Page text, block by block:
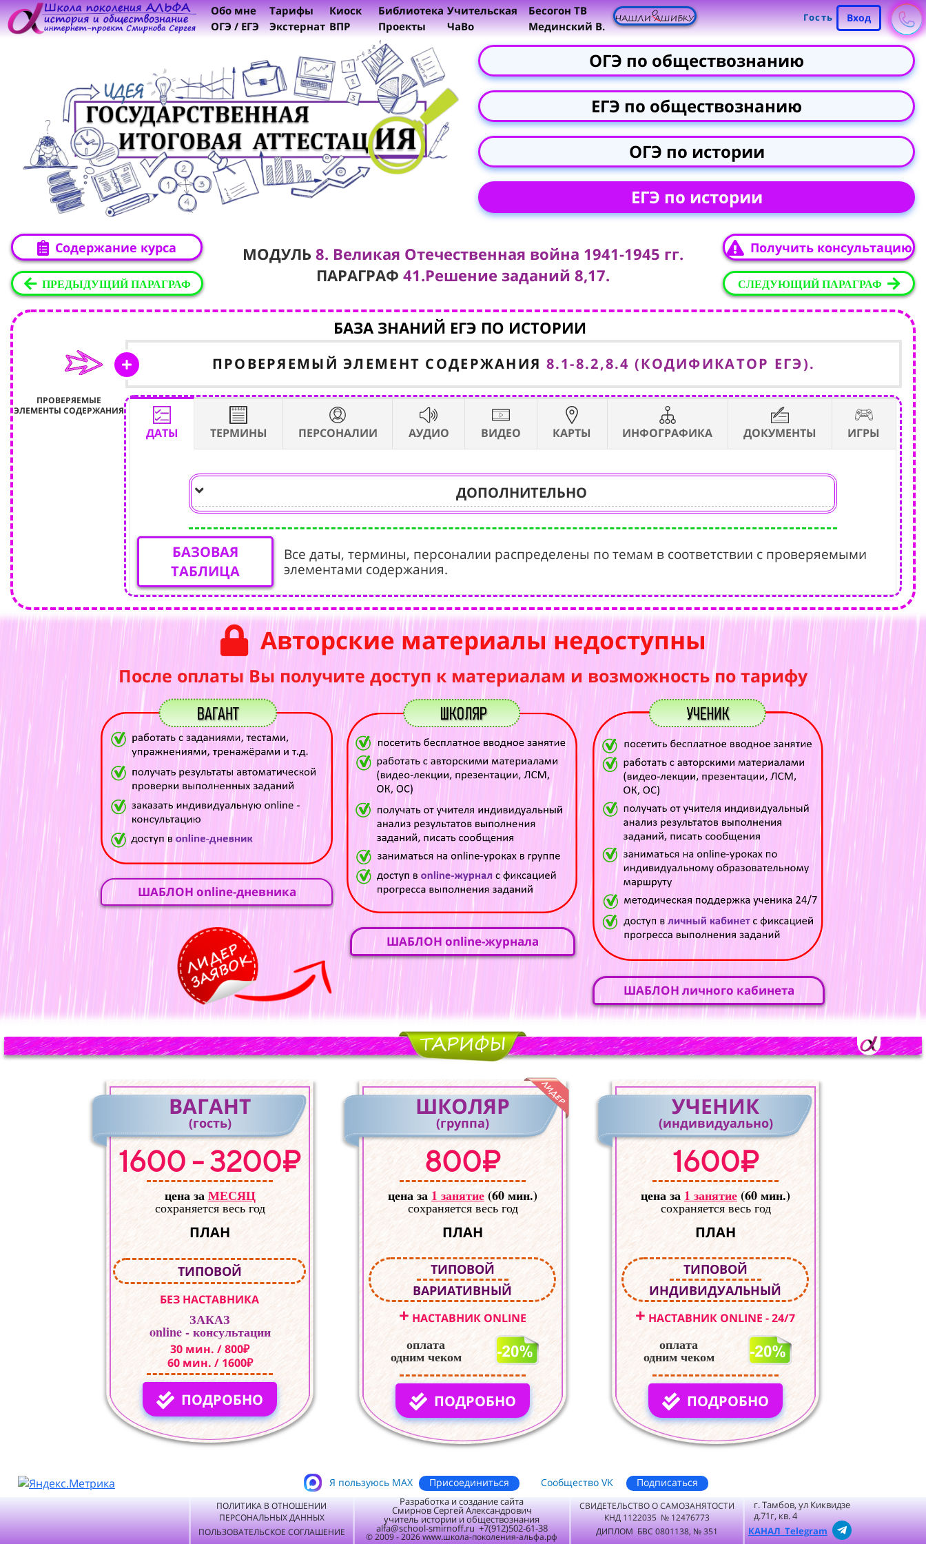
Обо мне
ОГЭ / ЕГЭ
Тарифы
Экстернат
Киоск
ВПР
Библиотека
Проекты
Учительская
ЧаВо
Бесогон ТВ
Мединский В.
Гость Вход
ОГЭ по обществознанию
ЕГЭ по обществознанию
ОГЭ по истории
ЕГЭ по истории
Содержание курса
ПРЕДЫДУЩИЙ ПАРАГРАФ
МОДУЛЬ 8. Великая Отечественная война 1941-1945 гг.
ПАРАГРАФ 41.Решение заданий 8,17.
Получить консультацию
СЛЕДУЮЩИЙ ПАРАГРАФ
БАЗА ЗНАНИЙ ЕГЭ ПО ИСТОРИИ
ПРОВЕРЯЕМЫЙ ЭЛЕМЕНТ СОДЕРЖАНИЯ 8.1-8.2,8.4 (КОДИФИКАТОР ЕГЭ).
ПРОВЕРЯЕМЫЕ
ЭЛЕМЕНТЫ СОДЕРЖАНИЯ
ДАТЫ ТЕРМИНЫ ПЕРСОНАЛИИ АУДИО ВИДЕО КАРТЫ ИНФОГРАФИКА ДОКУМЕНТЫ ИГРЫ
ДОПОЛНИТЕЛЬНО
БАЗОВАЯ
ТАБЛИЦА
Все даты, термины, персоналии распределены по темам в соответствии с проверяемыми
элементами содержания.
Авторские материалы недоступны
После оплаты Вы получите доступ к материалам и возможность по тарифу
ШАБЛОН online-дневника
ШАБЛОН online-журнала
ШАБЛОН личного кабинета
ВАГАНТ
(гость)
1600 - 3200₽
цена заМЕСЯЦ
сохраняется весь год
ПЛАН
ТИПОВОЙ
БЕЗ НАСТАВНИКА
ЗАКАЗ
online - консультации
30 мин. / 800₽
60 мин. / 1600₽
ПОДРОБНО
ШКОЛЯР
(группа)
800₽
цена за 1 занятие(60 мин.)
сохраняется весь год
ПЛАН
ТИПОВОЙ
ВАРИАТИВНЫЙ
+ НАСТАВНИК ONLINE
оплата
одним чеком
ПОДРОБНО
УЧЕНИК
(индивидуально)
1600₽
цена за 1 занятие(60 мин.)
сохраняется весь год
ПЛАН
ТИПОВОЙ
ИНДИВИДУАЛЬНЫЙ
+ НАСТАВНИК ONLINE - 24/7
оплата
одним чеком
ПОДРОБНО
Я пользуюсь MАХ Присоединиться Сообщество VK Подписаться
ПОЛИТИКА В ОТНОШЕНИИ
ПЕРСОНАЛЬНЫХ ДАННЫХ
ПОЛЬЗОВАТЕЛЬСКОЕ СОГЛАШЕНИЕ
Разработка и создание сайта
Смирнов Сергей Александрович
учитель истории и обществознания
alfa@school-smirnoff.ru +7(912)502-61-38
© 2009 - 2026 www.школа-поколения-альфа.рф
СВИДЕТЕЛЬСТВО О САМОЗАНЯТОСТИ
КНД 1122035 № 12476773
ДИПЛОМ БВС 0801138, № 351
г. Тамбов, ул Киквидзе
д.71г, кв. 4
КАНАЛ Telegram